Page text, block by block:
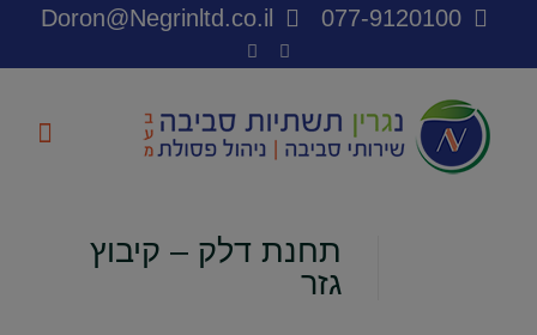
077-9120100
Doron@Negrinltd.co.il
תחנת דלק – קיבוץ
גזר